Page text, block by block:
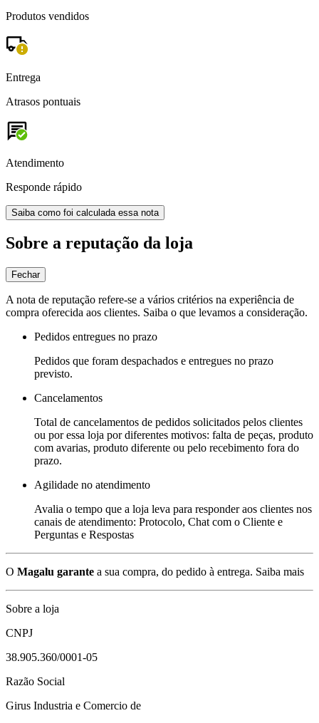
Produtos vendidos
Entrega
Atrasos pontuais
Atendimento
Responde rápido
Saiba como foi calculada essa nota
Sobre a reputação da loja
Fechar
A nota de reputação refere-se a vários critérios na experiência de
compra oferecida aos clientes. Saiba o que levamos a consideração.
Pedidos entregues no prazo
Pedidos que foram despachados e entregues no prazo
previsto.
Cancelamentos
Total de cancelamentos de pedidos solicitados pelos clientes
ou por essa loja por diferentes motivos: falta de peças, produto
com avarias, produto diferente ou pelo recebimento fora do
prazo.
Agilidade no atendimento
Avalia o tempo que a loja leva para responder aos clientes nos
canais de atendimento: Protocolo, Chat com o Cliente e
Perguntas e Respostas
O Magalu garante a sua compra, do pedido à entrega. Saiba mais
Sobre a loja
CNPJ
38.905.360/0001-05
Razão Social
Girus Industria e Comercio de